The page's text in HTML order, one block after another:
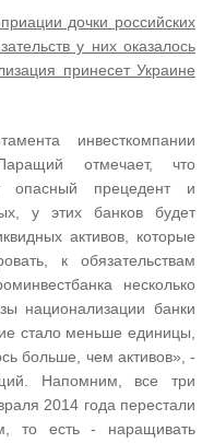
дочки российских
у них оказалось
принесет Украине
инвесткомпании
отмечает, что
опасный прецедент и
у этих банков будет
активов, которые
к обязательствам
несколько
национализации банки
стало меньше единицы,
больше, чем активов», -
Напомним, все три
2014 года перестали
то есть - наращивать